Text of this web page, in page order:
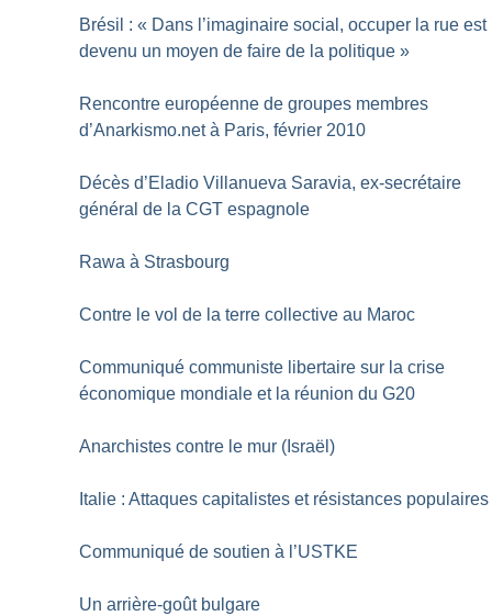
Brésil : « Dans l’imaginaire social, occuper la rue est
devenu un moyen de faire de la politique »
Rencontre européenne de groupes membres
d’Anarkismo.net à Paris, février 2010
Décès d’Eladio Villanueva Saravia, ex-secrétaire
général de la CGT espagnole
Rawa à Strasbourg
Contre le vol de la terre collective au Maroc
Communiqué communiste libertaire sur la crise
économique mondiale et la réunion du G20
Anarchistes contre le mur (Israël)
Italie : Attaques capitalistes et résistances populaires
Communiqué de soutien à l’USTKE
Un arrière-goût bulgare